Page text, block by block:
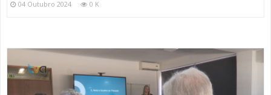
04 Outubro 2024 0 K